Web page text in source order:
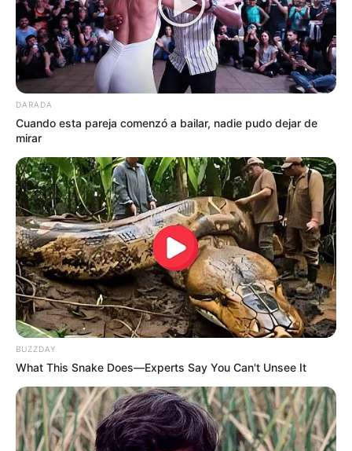
ayudar a Margaret, que se movía lentamente
con la ayuda de su bastón. Mientras subían por
el sendero de piedra, la puerta principal se
abrió y apareció el marido de Lisa, David, con
una amplia sonrisa. Bienvenida a casa,
desconcertada. No entiendo. Lisa guió
suavemente a su madre hacia el porche.
DARADA
Cuando esta pareja comenzó a bailar, nadie pudo dejar de
mirar
BUZZDAY
What This Snake Does—Experts Say You Can't Unsee It